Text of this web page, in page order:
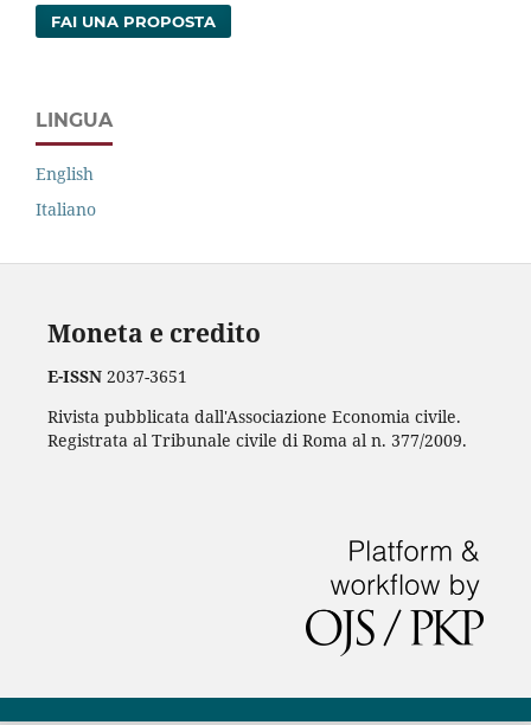
FAI UNA PROPOSTA
LINGUA
English
Italiano
Moneta e credito
E-ISSN2037-3651
Rivista pubblicata dall'Associazione Economia civile.
Registrata al Tribunale civile di Roma al n. 377/2009.